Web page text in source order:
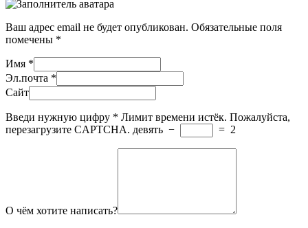
Ваш адрес email не будет опубликован. Обязательные поля
помечены *
Имя *
Эл.почта *
Сайт
Введи нужную цифру * Лимит времени истёк. Пожалуйста,
перезагрузите CAPTCHA. девять − = 2
О чём хотите написать?